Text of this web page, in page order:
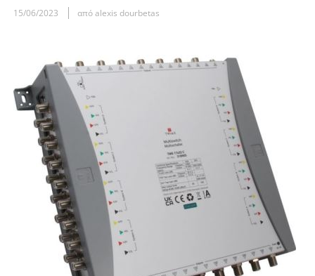
15/06/2023 από alexis dourbetas